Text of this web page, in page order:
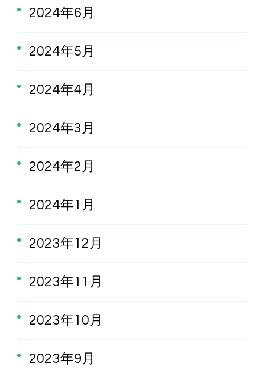
2024年6月
2024年5月
2024年4月
2024年3月
2024年2月
2024年1月
2023年12月
2023年11月
2023年10月
2023年9月